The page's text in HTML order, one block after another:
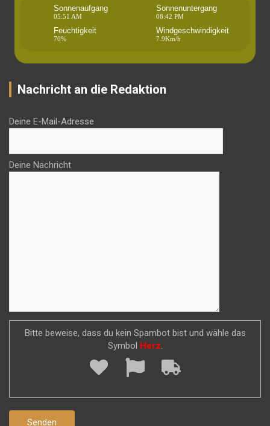
Sonnenaufgang
05:51 AM
Sonnenuntergang
08:42 PM
Feuchtigkeit
70%
Windgeschwindigkeit
7.9Km/h
Nachricht an die Redaktion
Deine E-Mail-Adresse
Deine Nachricht
Bitte beweise, dass du kein Spambot bist und wähle das
Symbol
Herz.